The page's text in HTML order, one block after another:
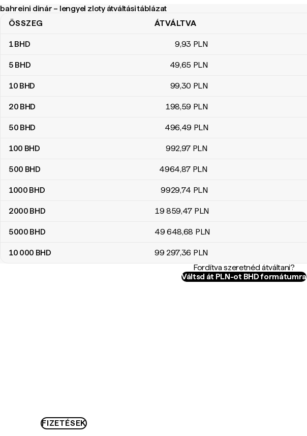
bahreini dinár – lengyel zloty átváltási táblázat
bahreini dinár – lengyel zloty átváltási táblázat
ÖSSZEG ÁTVÁLTVA
1BHD 9,93 PLN
5 BHD 49,65 PLN
10 BHD 99,30 PLN
20 BHD 198,59 PLN
50 BHD 496,49 PLN
100 BHD 992,97 PLN
500 BHD 4964,87 PLN
1000 BHD 9929,74 PLN
2000 BHD 19 859,47 PLN
5000 BHD 49 648,68 PLN
10 000 BHD 99 297,36 PLN
Fordítva szeretnéd átváltani?
Váltsd át PLN-ot BHD formátumra
FIZETÉSEK